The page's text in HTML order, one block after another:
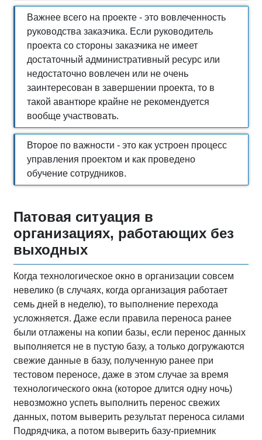
Важнее всего на проекте - это вовлеченность
руководства заказчика. Если руководитель
проекта со стороны заказчика не имеет
достаточный административный ресурс или
недостаточно вовлечен или не очень
заинтересован в завершении проекта, то в
такой авантюре крайне не рекомендуется
вообще участвовать.
Второе по важности - это как устроен процесс
управления проектом и как проведено
обучение сотрудников.
Патовая ситуация в
организациях, работающих без
выходных
Когда технологическое окно в организации совсем
невелико (в случаях, когда организация работает
семь дней в неделю), то выполнение перехода
усложняется. Даже если правила переноса ранее
были отлажены на копии базы, если перенос данных
выполняется не в пустую базу, а только догружаются
свежие данные в базу, полученную ранее при
тестовом переносе, даже в этом случае за время
технологического окна (которое длится одну ночь)
невозможно успеть выполнить перенос свежих
данных, потом выверить результат переноса силами
Подрядчика, а потом выверить базу-приемник